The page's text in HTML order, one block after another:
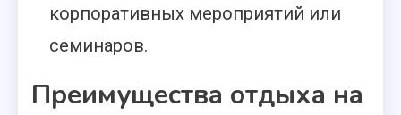
корпоративных мероприятий или
семинаров.
Преимущества отдыха на